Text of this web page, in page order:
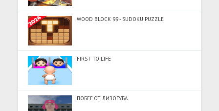
WOOD BLOCK 99 - SUDOKU PUZZLE
FIRST TO LIFE
ПОБЕГ ОТ ЛИЗОГУБА